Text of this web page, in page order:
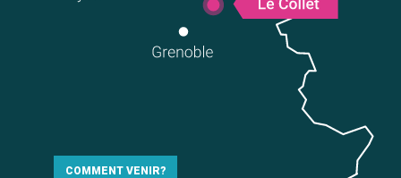
COMMENT VENIR?